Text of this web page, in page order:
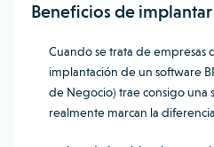
Beneficios de
Cuando se trata de empresas
implantación de un software
de Negocio) trae consigo una
realmente marcan la